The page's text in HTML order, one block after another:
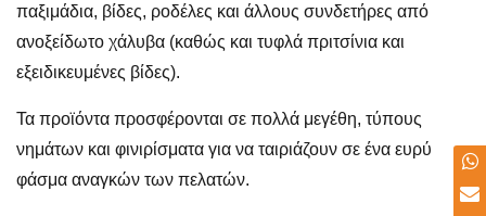
παξιμάδια, βίδες, ροδέλες και άλλους συνδετήρες από
ανοξείδωτο χάλυβα (καθώς και τυφλά πριτσίνια και
εξειδικευμένες βίδες).
Τα προϊόντα προσφέρονται σε πολλά μεγέθη, τύπους
νημάτων και φινιρίσματα για να ταιριάζουν σε ένα ευρύ
φάσμα αναγκών των πελατών.